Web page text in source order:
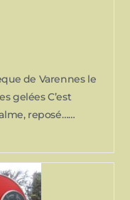
de Varennes le
gelées C’est
reposé……